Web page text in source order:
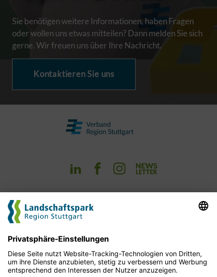
Sie benötigen weitere Informationen, haben Fragen
oder wollen uns etwas mitteilen? Dann melden Sie sich
gerne. Wir freuen uns über Ihre Nachricht.
Kontaktieren Sie uns
Erleben
Planen
Kofinanzieren